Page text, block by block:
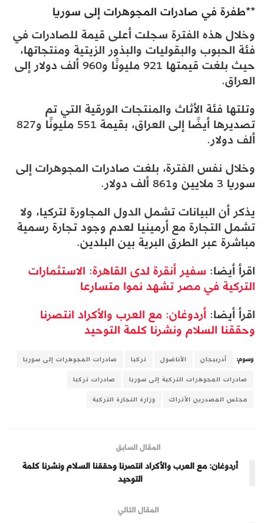
**طفرة في صادرات المجوهرات إلى سوريا
وخلال هذه الفترة سجلت أعلى قيمة للصادرات في
فئة الحبوب والبقوليات والبذور الزيتية ومنتجاتها،
حيث بلغت قيمتها 921 مليونًا و960 ألف دولار إلى
العراق.
وتلتها فئة الأثاث والمنتجات الورقية التي تم
تصديرها أيضًا إلى العراق، بقيمة 551 مليونًا و827
ألف دولار.
وخلال نفس الفترة، بلغت صادرات المجوهرات إلى
سوريا 3 ملايين و861 ألف دولار.
يذكر أن البيانات تشمل الدول المجاورة لتركيا، ولا
تشمل التجارة مع أرمينيا لعدم وجود تجارة رسمية
مباشرة عبر الطرق البرية بين البلدين.
اقرأ أيضا: سفير أنقرة لدى القاهرة: الاستثمارات
التركية في مصر تشهد نموا متسارعا
اقرأ أيضا:أردوغان: مع العرب والأكراد انتصرنا
وحققنا السلام ونشرنا كلمة التوحيد
وسوم: أذربيجان الأناضول تركيا
صادرات المجوهرات إلى سوريا
صادرات المجوهرات التركية إلى سوريا
صادرات تركيا
مجلس المصدرين الأتراك
وزارة التجارة التركية
المقال السابق
أردوغان: مع العرب والأكراد انتصرنا وحققنا السلام ونشرنا كلمة
التوحيد
المقال التالي